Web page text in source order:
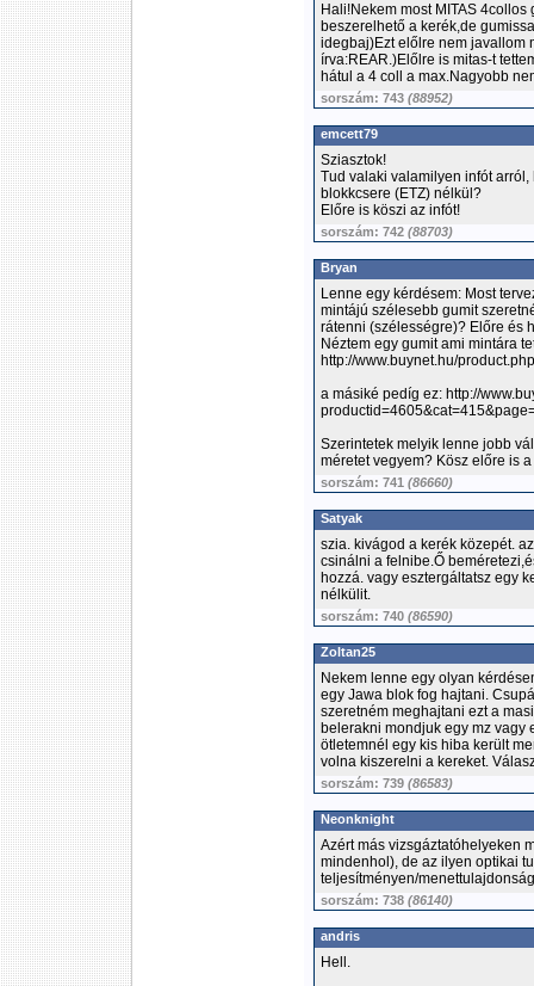
Hali!Nekem most MITAS
beszerelhető a kerék,de
idegbaj)Ezt előlre nem javallom
írva:REAR.)Előlre is mitas-t
hátul a 4 coll a max.Nagyobb
sorszám: 743 (88952)
emcett79
Sziasztok!
Tud valaki valamilyen infót
blokkcsere (ETZ) nélkül?
Előre is köszi az infót!
sorszám: 742 (88703)
Bryan
Lenne egy kérdésem: Most
mintájú szélesebb gumit
rátenni (szélességre)? Előre és
Néztem egy gumit ami mintára
http://www.buynet.hu/
a másiké pedíg ez: http://
Szerintetek melyik lenne jobb
méretet vegyem? Kösz előre is
sorszám: 741 (86660)
Satyak
szia. kivágod a kerék közepét.
csinálni a felnibe.Ő
hozzá. vagy esztergáltatsz egy
nélkülit.
sorszám: 740 (86590)
Zoltan25
Nekem lenne egy olyan
egy Jawa blok fog hajtani.
szeretném meghajtani ezt a
belerakni mondjuk egy mz vagy
ötletemnél egy kis hiba került
volna kiszerelni a kereket.
sorszám: 739 (86583)
Neonknight
Azért más vizsgáztatóhelyeken
mindenhol), de az ilyen optikai
teljesítményen/
sorszám: 738 (86140)
andris
Hell.